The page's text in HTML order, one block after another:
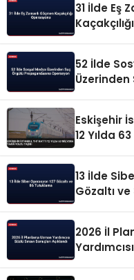
31 İlde Eş
52 İlde
Üzerinden
Eskişehir
12 Yılda
13 İlde
Gözaltı
2026 İl